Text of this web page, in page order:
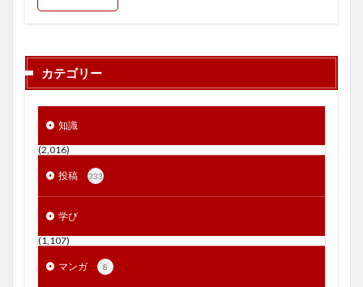
カテゴリー
知識
(2,016)
投稿 333
学び
(1,107)
マンガ 8